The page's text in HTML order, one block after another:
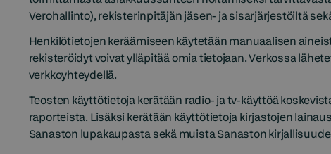
Verohallinto), rekisterinpitäjän jäsen- ja sisarjärjestöiltä
Henkilötietojen keräämiseen käytetään manuaalisen
rekisteröidyt voivat ylläpitää omia tietojaan. Verkossa
verkkoyhteydellä.
Teosten käyttötietoja kerätään radio- ja tv-käyttöä
raporteista. Lisäksi kerätään käyttötietoja kirjastojen
Sanaston lupakaupasta sekä muista Sanaston